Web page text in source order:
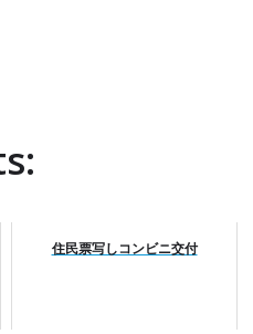
住民票写しコンビニ交付